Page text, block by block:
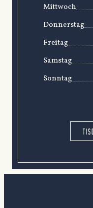
Mittwoch
Donnerstag
Freitag
Samstag
Sonntag